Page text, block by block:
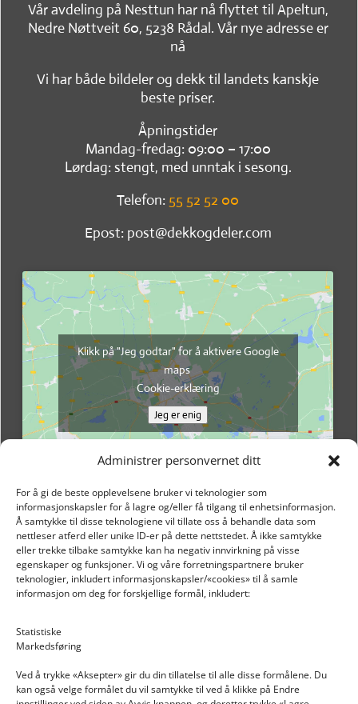
Administrer personvernet ditt
For å gi de beste opplevelsene bruker vi teknologier som
informasjonskapsler for å lagre og/eller få tilgang til enhetsinformasjon.
Å samtykke til disse teknologiene vil tillate oss å behandle data som
nettleser atferd eller unike ID-er på dette nettstedet. Å ikke samtykke
eller trekke tilbake samtykke kan ha negativ innvirkning på visse
egenskaper og funksjoner. Vi og våre forretningspartnere bruker
teknologier, inkludert informasjonskapsler/«cookies» til å samle
informasjon om deg for forskjellige formål, inkludert:
Statistiske
Markedsføring
Ved å trykke «Aksepter» gir du din tillatelse til alle disse formålene. Du
kan også velge formålet du vil samtykke til ved å klikke på Endre
Vår avdeling på Nesttun har nå flyttet til Apeltun,
Nedre Nøttveit 60, 5238 Rådal. Vår nye adresse er
nå
Vi har både bildeler og dekk til landets kanskje
beste priser.
Åpningstider
Mandag-fredag: 09:00 – 17:00
Lørdag: stengt, med unntak i sesong.
Telefon: 55 52 52 00
Epost: post@dekkogdeler.com
Klikk på "Jeg godtar" for å aktivere Google
maps
Cookie-erklæring
Jeg er enig